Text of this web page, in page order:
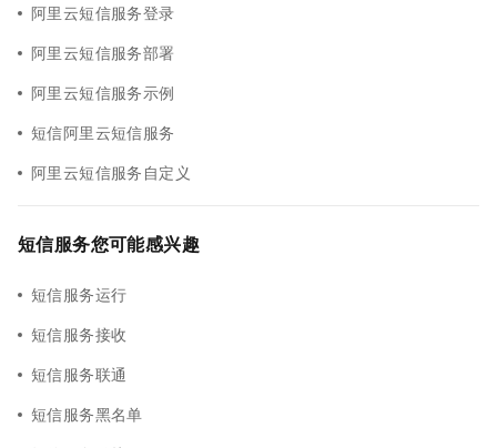
阿里云短信服务登录
阿里云短信服务部署
阿里云短信服务示例
短信阿里云短信服务
阿里云短信服务自定义
短信服务您可能感兴趣
短信服务运行
短信服务接收
短信服务联通
短信服务黑名单